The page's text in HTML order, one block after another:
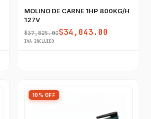
MOLINO DE CARNE 1HP 800KG/H
127V
$37,825.00$34,043.00
IVA INCLUIDO
10% OFF